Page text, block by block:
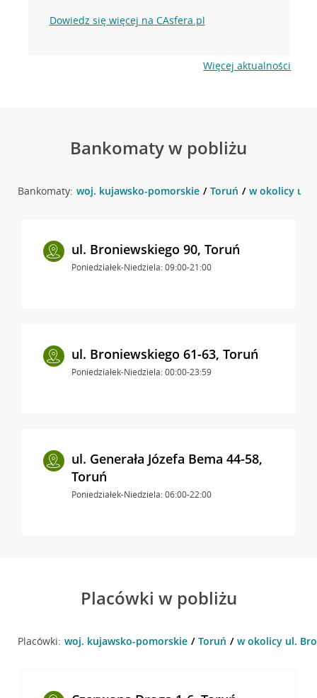
Dowiedz się więcej na CAsfera.pl
Więcej aktualności
Bankomaty w pobliżu
Bankomaty: woj. kujawsko-pomorskie Toruń w okolicy ul.
ul. Broniewskiego 90, Toruń
Poniedziałek-Niedziela: 09:00-21:00
ul. Broniewskiego 61-63, Toruń
Poniedziałek-Niedziela: 00:00-23:59
ul. Generała Józefa Bema 44-58,
Toruń
Poniedziałek-Niedziela: 06:00-22:00
Placówki w pobliżu
Placówki: woj. kujawsko-pomorskie Toruń w okolicy ul.